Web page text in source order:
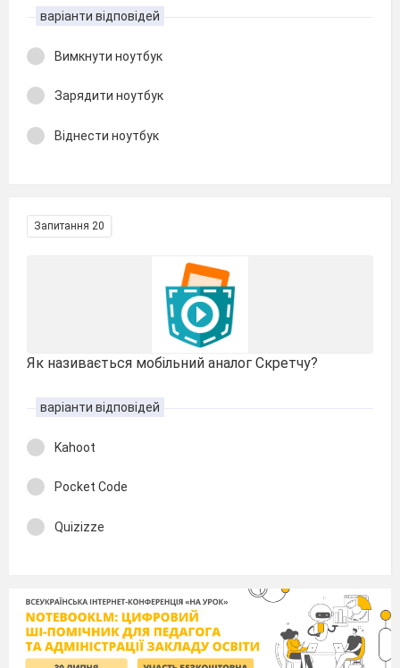
варіанти відповідей
Вимкнути ноутбук
Зарядити ноутбук
Віднести ноутбук
Запитання 20
Як називається мобільний аналог Скретчу?
варіанти відповідей
Kahoot
Pocket Code
Quizizze